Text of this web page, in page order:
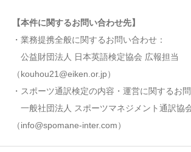
【本件に関するお問い合わせ先】
・業務提携全般に関するお問い合わせ：
公益財団法人 日本英語検定協会 広報担当
（kouhou21@eiken.or.jp）
・スポーツ通訳検定の内容・運営に関するお
一般社団法人 スポーツマネジメント通訳協
（info@spomane-inter.com）